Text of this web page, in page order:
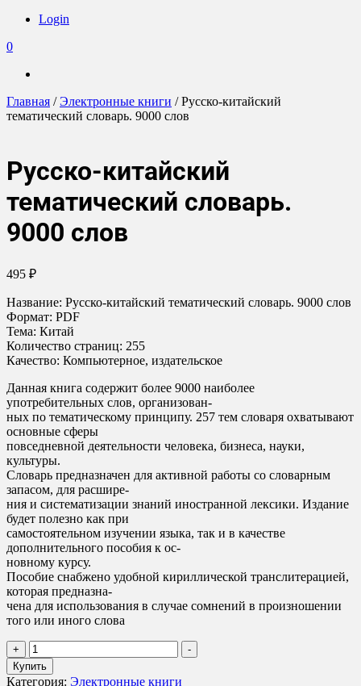
Login
0
Главная / Электронные книги / Русско-китайский
тематический словарь. 9000 слов
Русско-китайский
тематический словарь.
9000 слов
495 ₽
Название: Русско-китайский тематический словарь. 9000 слов
Формат: PDF
Тема: Китай
Количество страниц: 255
Качество: Компьютерное, издательское
Данная книга содержит более 9000 наиболее
употребительных слов, организован-
ных по тематическому принципу. 257 тем словаря охватывают
основные сферы
повседневной деятельности человека, бизнеса, науки,
культуры.
Словарь предназначен для активной работы со словарным
запасом, для расшире-
ния и систематизации знаний иностранной лексики. Издание
будет полезно как при
самостоятельном изучении языка, так и в качестве
дополнительного пособия к ос-
новному курсу.
Пособие снабжено удобной кириллической транслитерацией,
которая предназна-
чена для использования в случае сомнений в произношении
того или иного слова
+
Количество
товара
Русско-
-
Купить
Категория: Электронные книги